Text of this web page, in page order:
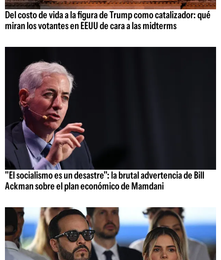
Del costo de vida a la figura de Trump como catalizador: qué
miran los votantes en EEUU de cara a las midterms
"El socialismo es un desastre": la brutal advertencia de Bill
Ackman sobre el plan económico de Mamdani